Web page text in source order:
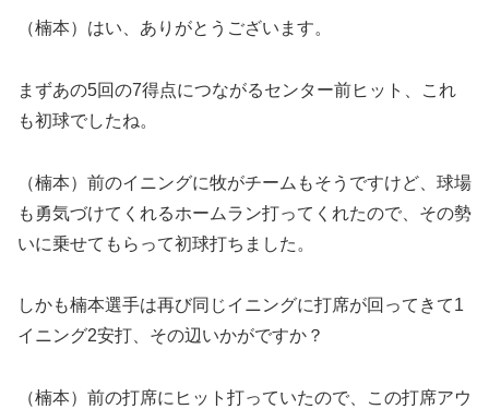
（楠本）はい、ありがとうございます。
まずあの5回の7得点につながるセンター前ヒット、これ
も初球でしたね。
（楠本）前のイニングに牧がチームもそうですけど、球場
も勇気づけてくれるホームラン打ってくれたので、その勢
いに乗せてもらって初球打ちました。
しかも楠本選手は再び同じイニングに打席が回ってきて1
イニング2安打、その辺いかがですか？
（楠本）前の打席にヒット打っていたので、この打席アウ